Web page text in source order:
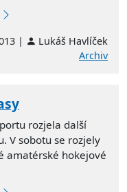
|
Lukáš Havlíček
Archiv
rozjela další
V sobotu se rozjely
amatérské hokejové